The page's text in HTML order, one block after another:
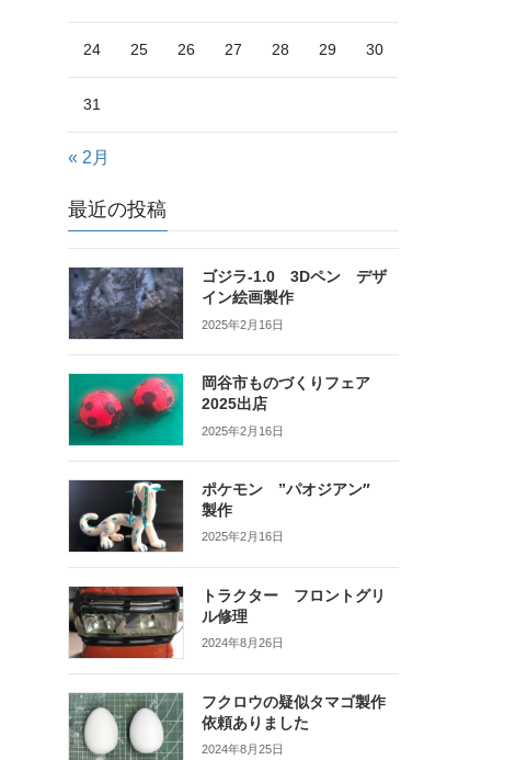
24 25 26 27 28 29 30
31
« 2月
最近の投稿
ゴジラ-1.0 3Dペン デザ
イン絵画製作
2025年2月16日
岡谷市ものづくりフェア
2025出店
2025年2月16日
ポケモン ”パオジアン″
製作
2025年2月16日
トラクター フロントグリ
ル修理
2024年8月26日
フクロウの疑似タマゴ製作
依頼ありました
2024年8月25日